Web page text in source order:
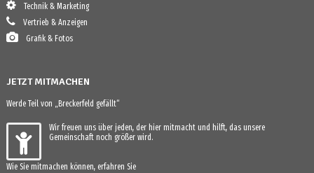
Technik & Marketing
Vertrieb & Anzeigen
Grafik & Fotos
JETZT MITMACHEN
Werde Teil von „Breckerfeld gefällt“
Wir freuen uns über jeden, der hier mitmacht und hilft, das unsere
Gemeinschaft noch größer wird.
Wie Sie mitmachen können, erfahren Sie